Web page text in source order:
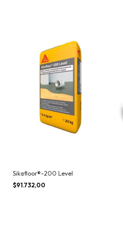
Sikafloor®-200 Level
$91.732,00